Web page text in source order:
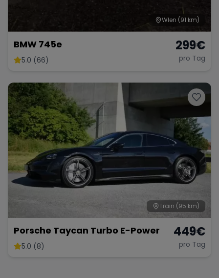
WIen (91 km)
BMW 745e
5.0 (66)
299€
pro Tag
Train (95 km)
Porsche Taycan Turbo E-Power
5.0 (8)
449€
pro Tag